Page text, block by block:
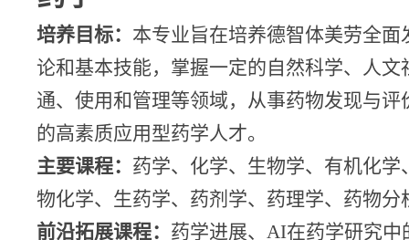
培养目标： 本专业旨在培养德智体美劳全
论和基本技能，掌握一定的自然科学、人
通、使用和管理等领域，从事药物发现与
的高素质应用型药学人才。
主要课程： 药学、化学、生物学、有机化
物化学、生药学、药剂学、药理学、药物
前沿拓展课程： 药学进展、 AI在药学研究中